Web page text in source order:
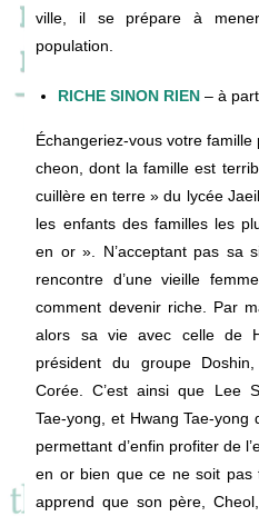
ville, il se prépare à
population.
RICHE SINON RIEN – à
Échangeriez-vous votre
cheon, dont la famille est
cuillère en terre » du lycée
les enfants des familles les
en or ». N’acceptant pas sa
rencontre d’une vieille
comment devenir riche. Par
alors sa vie avec celle de
président du groupe
Corée. C’est ainsi que Lee
Tae-yong, et Hwang Tae-yong
permettant d’enfin profiter de
en or bien que ce ne soit pas
apprend que son père,